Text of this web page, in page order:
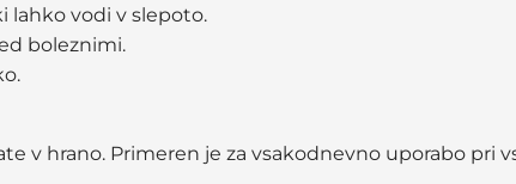
lahko vodi v slepoto.
boleznimi.
v hrano. Primeren je za vsakodnevno uporabo pri